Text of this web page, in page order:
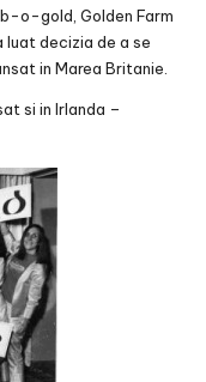
o-gold, Golden Farm
luat decizia de a se
in Marea Britanie.
si in Irlanda –